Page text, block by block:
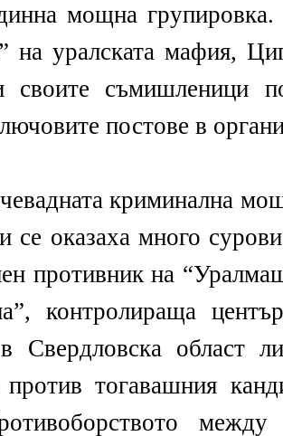
мощна
на уралската мафия,
своите съмишленици
постове в
криминална
се оказаха много
противник на
контролираща
Свердловска област
против тогавашния
между